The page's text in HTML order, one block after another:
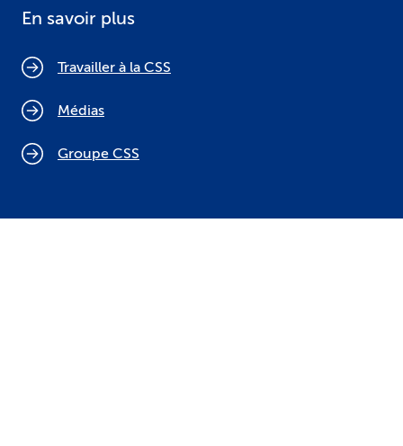
En savoir plus
Travailler à la CSS
Médias
Groupe CSS